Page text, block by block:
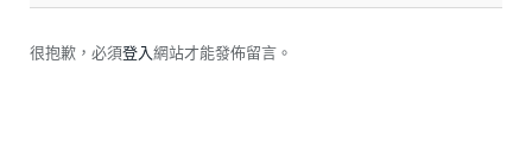
很抱歉，必須登入網站才能發佈留言。